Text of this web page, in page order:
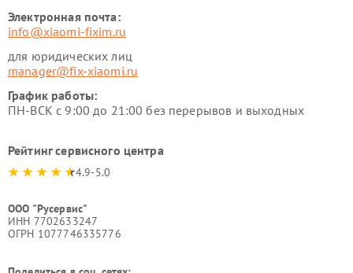
Электронная почта:
info@xiaomi-fixim.ru
для юридических лиц
manager@fix-xiaomi.ru
График работы:
ПН-ВСК с 9:00 до 21:00 без перерывов и выходных
Рейтинг сервисного центра
4.9-5.0
ООО "Русервис"
ИНН 7702633247
ОГРН 1077746335776